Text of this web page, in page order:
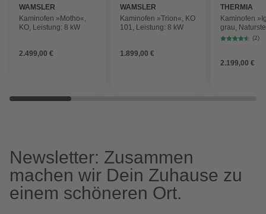
WAMSLER
Kaminofen »Motho«,
KO, Leistung: 8 kW
2.499,00 €
WAMSLER
Kaminofen »Trion«, KO
101, Leistung: 8 kW
1.899,00 €
THERMIA
Kaminofen
grau,
(2)
2.199,00 €
Newsletter: Zusammen
machen wir Dein Zuhause zu
einem schöneren Ort.